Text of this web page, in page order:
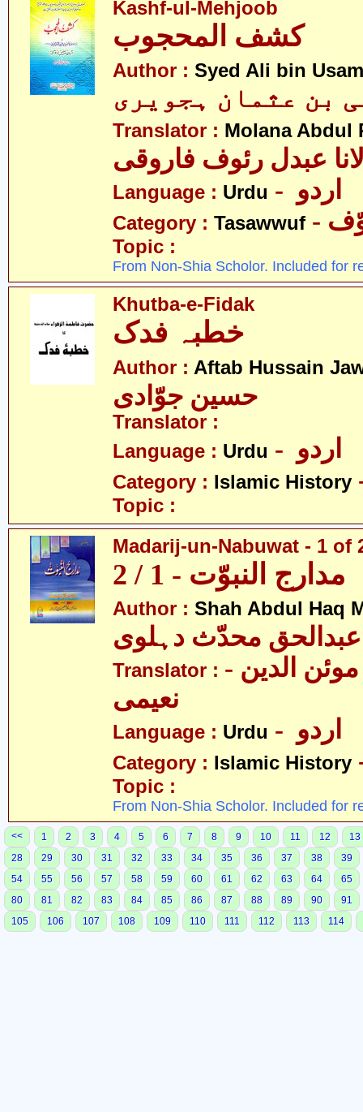
Kashf-ul-Mehjoob
کشف المحجوب
Author : Syed Ali bin
بن عثمان ہجویری
Translator : Molana Abdul
عبدل رئوف فاروقی
Language : Urdu
Category : Tasawwuf
Topic :
From Non-Shia Scholor. Included for
Khutba-e-Fidak
خطبہ فدک
Author : Aftab Hussain
Translator :
Language : Urdu
Category : Islamic History
Topic :
Madarij-un-Nabuwat - 1 of
مدارج النبوّت - 1 / 2
Author : Shah Abdul Haq
محدّث دہلوی
Translator : - سیّد غلام موئن الدین
Language : Urdu
Category : Islamic History
Topic :
From Non-Shia Scholor. Included for
<< 1 2 3 4 5 6 7 8 9 10 11 12
13
28
29 30 31 32 33 34 35 36 37 38
39
54
55 56 57 58 59 60 61 62 63 64
65
80
81 82 83 84 85 86 87 88 89 90
91
105
106 107 108 109 110 111 112 113 114